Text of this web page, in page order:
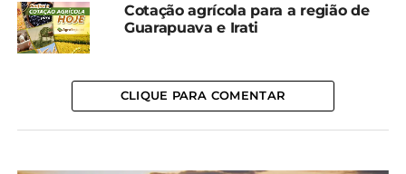
Semana será chuvosa em
Guarapuava e Irati
22 de janeiro, 2024
TÓPICOS RELACIONADOS: CHUVA
GUARAPUAVA
Cotação agrícola para a região de
Guarapuava e Irati
CLIQUE PARA COMENTAR